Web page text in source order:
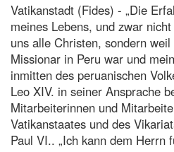
Vatikanstadt (Fides) - „Die
meines Lebens, und zwar
uns alle Christen, sondern
Missionar in Peru war und
inmitten des peruanischen
Leo XIV. in seiner Ansprache
Mitarbeiterinnen und
Vatikanstaates und des
Paul VI.. „Ich kann dem Herrn